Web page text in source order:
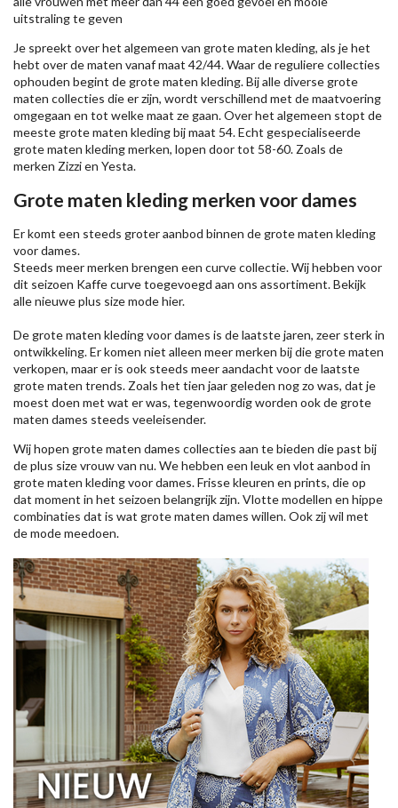
uitstraling te geven
Je spreekt over het algemeen van grote maten kleding, als je het
hebt over de maten vanaf maat 42/44. Waar de reguliere collecties
ophouden begint de grote maten kleding. Bij alle diverse grote
maten collecties die er zijn, wordt verschillend met de maatvoering
omgegaan en tot welke maat ze gaan. Over het algemeen stopt de
meeste grote maten kleding bij maat 54. Echt gespecialiseerde
grote maten kleding merken, lopen door tot 58-60. Zoals de
merken Zizzien Yesta.
Grote maten kleding merken voor dames
Er komt een steeds groter aanbod binnen de grote maten kleding
voor dames.
Steeds meer merken brengen een curve collectie. Wij hebben voor
dit seizoen Kaffecurve toegevoegd aan ons assortiment. Bekijk
alle nieuweplus size modehier.
De grote maten kleding voor dames is de laatste jaren, zeer sterk in
ontwikkeling. Er komen niet alleen meer merken bij die grote maten
verkopen, maar er is ook steeds meer aandacht voor de laatste
grote maten trends. Zoals het tien jaar geleden nog zo was, dat je
moest doen met wat er was, tegenwoordig worden ook de grote
maten dames steeds veeleisender.
Wij hopen grote maten dames collecties aan te bieden die past bij
de plus size vrouw van nu. We hebben een leuk en vlot aanbod in
grote maten kleding voor dames. Frisse kleuren en prints, die op
dat moment in het seizoen belangrijk zijn. Vlotte modellen en hippe
combinaties dat is wat grote maten dames willen. Ook zij wil met
de mode meedoen.